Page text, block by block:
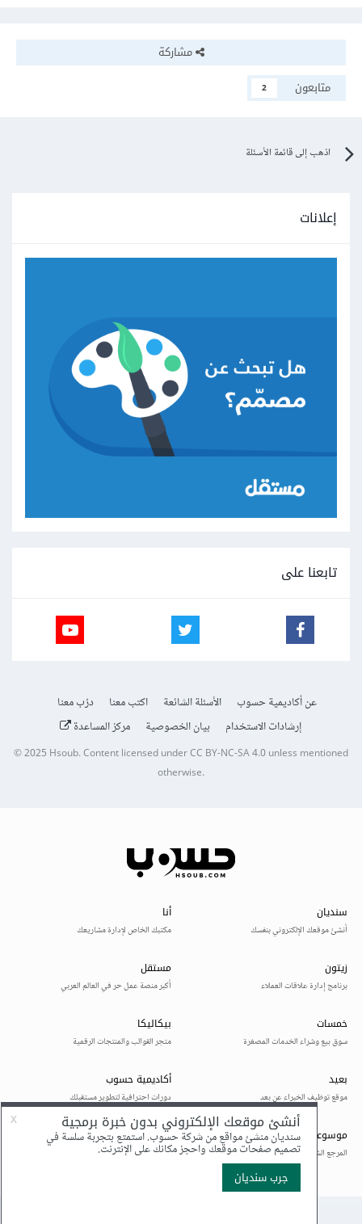
مشاركة
متابعون
2
اذهب إلى قائمة الأسئلة
إعلانات
تابعنا على
عن أكاديمية حسوب الأسئلة الشائعة اكتب معنا
درّب معنا
إرشادات الاستخدام
بيان الخصوصية مركز المساعدة
© 2025Hsoub.Content licensed underCC BY-NC-SA 4.0unless mentioned
otherwise.